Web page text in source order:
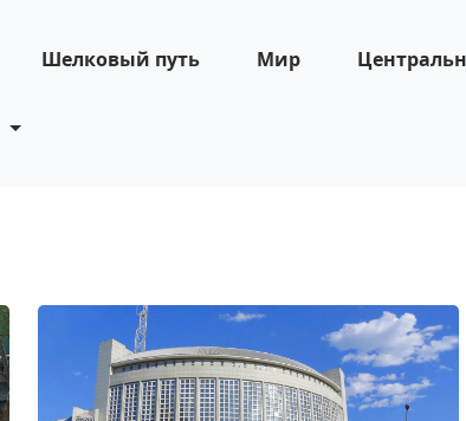
Шелковый путь Мир